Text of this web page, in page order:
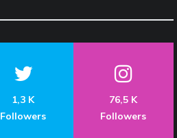
1,3 K
Followers
76,5 K
Followers